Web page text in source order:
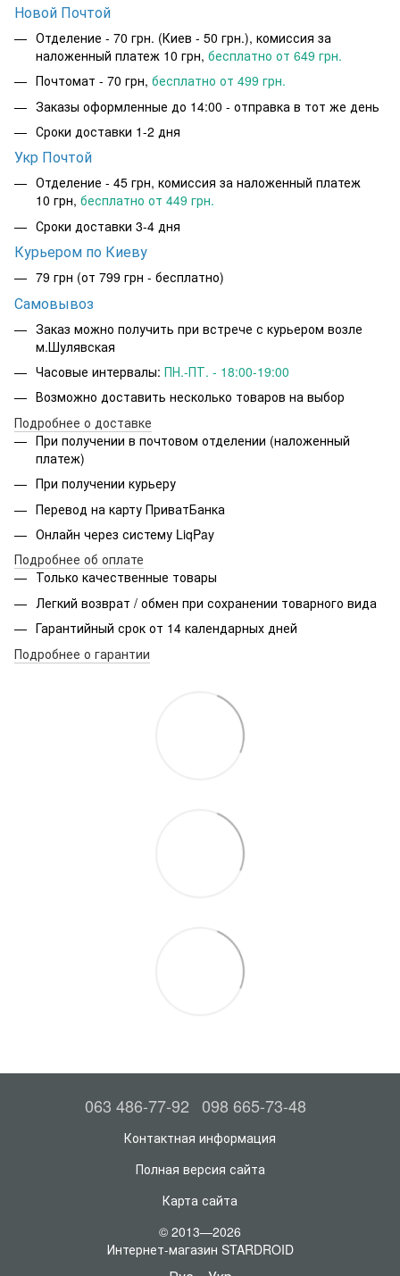
Новой Почтой
Отделение - 70 грн. (Киев - 50 грн.), комиссия за
наложенный платеж 10 грн, бесплатно от 649 грн.
Почтомат - 70 грн, бесплатно от 499 грн.
Заказы оформленные до 14:00 - отправка в тот же день
Сроки доставки 1-2 дня
Укр Почтой
Отделение - 45 грн, комиссия за наложенный платеж
10 грн, бесплатно от 449 грн.
Сроки доставки 3-4 дня
Курьером по Киеву
79 грн (от 799 грн - бесплатно)
Самовывоз
Заказ можно получить при встрече с курьером возле
м.Шулявская
Часовые интервалы: ПН.-ПТ. - 18:00-19:00
Возможно доставить несколько товаров на выбор
Подробнее о доставке
При получении в почтовом отделении (наложенный
платеж)
При получении курьеру
Перевод на карту ПриватБанка
Онлайн через систему LiqPay
Подробнее об оплате
Только качественные товары
Легкий возврат / обмен при сохранении товарного вида
Гарантийный срок от 14 календарных дней
Подробнее о гарантии
063 486-77-92 098 665-73-48
Контактная информация
Полная версия сайта
Карта сайта
© 2013—2026
Интернет-магазин STARDROID